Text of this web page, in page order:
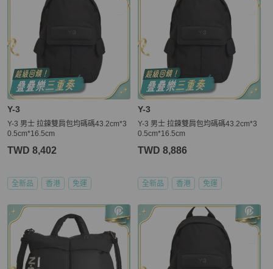
Y-3
Y-3 男士 拉鍊雙肩包均碼碼43.2cm*3
0.5cm*16.5cm
TWD 8,402
全新品 香港 免運
Y-3
Y-3 男士 拉鍊雙肩包均碼碼43.2cm*3
0.5cm*16.5cm
TWD 8,886
全新品 香港 免運